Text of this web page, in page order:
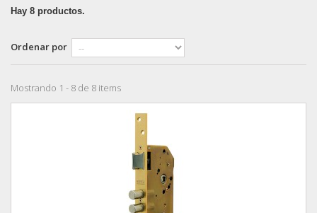
Hay 8 productos.
Ordenar por
Mostrando 1 - 8 de 8 items